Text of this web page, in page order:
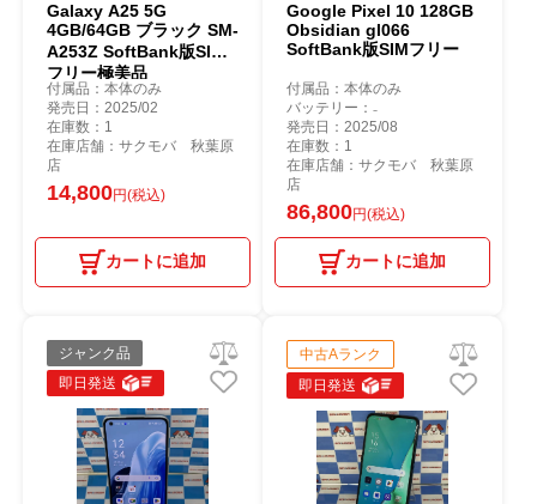
Galaxy A25 5G
4GB/64GB ブラック SM-
A253Z SoftBank版SIM
フリー極美品
付属品：本体のみ
発売日：2025/02
在庫数：1
在庫店舗：サクモバ 秋葉原
店
14,800円(税込)
カートに追加
Google Pixel 10 128GB
Obsidian gl066
SoftBank版SIMフリー
付属品：本体のみ
バッテリー：₋
発売日：2025/08
在庫数：1
在庫店舗：サクモバ 秋葉原
店
86,800円(税込)
カートに追加
ジャンク品
即日発送
中古Aランク
即日発送